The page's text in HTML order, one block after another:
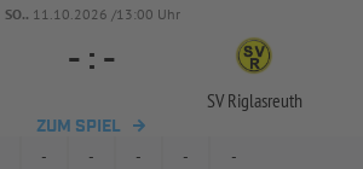
SO.. 11.10.2026 /13:00 Uhr
- : -
SV Riglasreuth
ZUM SPIEL
- - - - -